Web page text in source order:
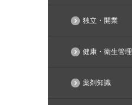
独立・開業
健康・衛生管理
薬剤知識